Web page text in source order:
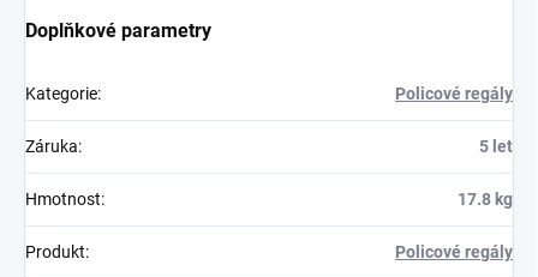
Doplňkové parametry
Kategorie: Policové regály
Záruka: 5 let
Hmotnost: 17.8 kg
Produkt: Policové regály